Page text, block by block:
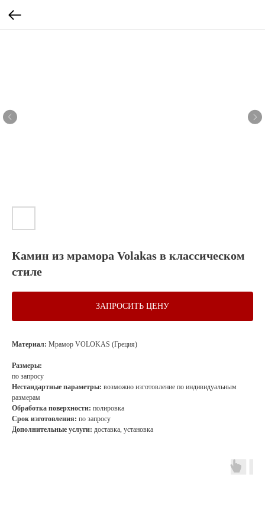
Камин из мрамора Volakas в классическом
стиле
ЗАПРОСИТЬ ЦЕНУ
Материал: Мрамор VOLOKAS (Греция)
Размеры:
по запросу
Нестандартные параметры: возможно изготовление по индивидуальным
размерам
Обработка поверхности: полировка
Срок изготовления: по запросу
Дополнительные услуги: доставка, установка